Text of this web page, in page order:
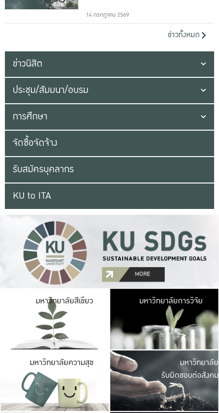
14 กรกฎาคม 2569
ข่าวทั้งหมด
ข่าวนิสิต
ประชุม/สัมมนา/อบรม
การศึกษา
จัดซื้อจัดจ้าง
รับสมัครบุคลากร
KU to ITA
มหาวิทยาลัยสีเขียว มหาวิ
มีพื้นที่เขียวสดใส
เป็นป่าในเมือง เกษต
มหาวิทยาลัยการวิจัย
มหาวิทยาลัยความสุข มหาวิ
ค
เปิดประ
และพบเรื่องราวใ
มหาวิทยาลัย
รับผิดชอบต่อสังคม